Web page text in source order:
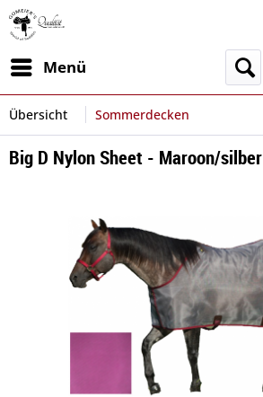
Menü
Übersicht Sommerdecken
Big D Nylon Sheet - Maroon/silber